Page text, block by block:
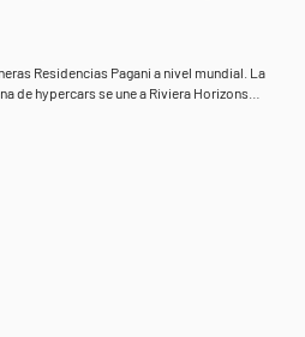
Residencias Pagani a nivel mundial. La
de hypercars se une a Riviera Horizons…